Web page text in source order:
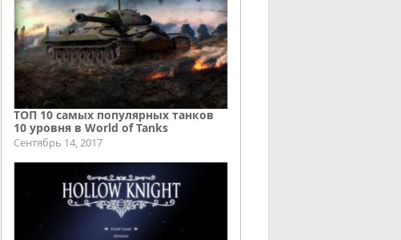
ТОП 10 самых популярных танков
10 уровня в World of Tanks
Сентябрь 14, 2017